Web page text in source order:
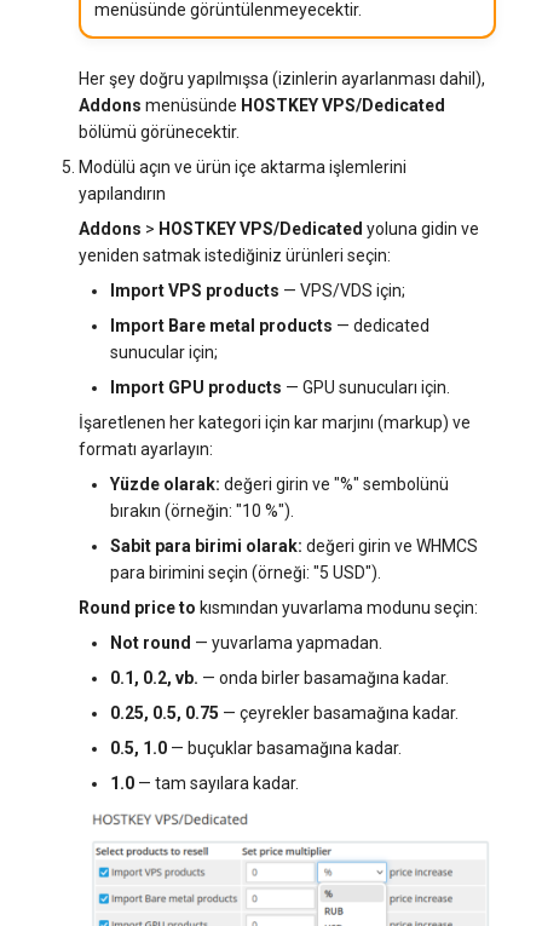
menüsünde görüntülenmeyecektir.
Her şey doğru yapılmışsa (izinlerin ayarlanması dahil),
Addons menüsünde HOSTKEY VPS/Dedicated
bölümü görünecektir.
Modülü açın ve ürün içe aktarma işlemlerini
yapılandırın
Addons > HOSTKEY VPS/Dedicated yoluna gidin ve
yeniden satmak istediğiniz ürünleri seçin:
Import VPS products — VPS/VDS için;
Import Bare metal products — dedicated
sunucular için;
Import GPU products — GPU sunucuları için.
İşaretlenen her kategori için kar marjını (markup) ve
formatı ayarlayın:
Yüzde olarak: değeri girin ve "%" sembolünü
bırakın (örneğin: "10 %").
Sabit para birimi olarak: değeri girin ve WHMCS
para birimini seçin (örneği: "5 USD").
Round price to kısmından yuvarlama modunu seçin:
Not round — yuvarlama yapmadan.
0.1, 0.2, vb. — onda birler basamağına kadar.
0.25, 0.5, 0.75 — çeyrekler basamağına kadar.
0.5, 1.0— buçuklar basamağına kadar.
1.0— tam sayılara kadar.